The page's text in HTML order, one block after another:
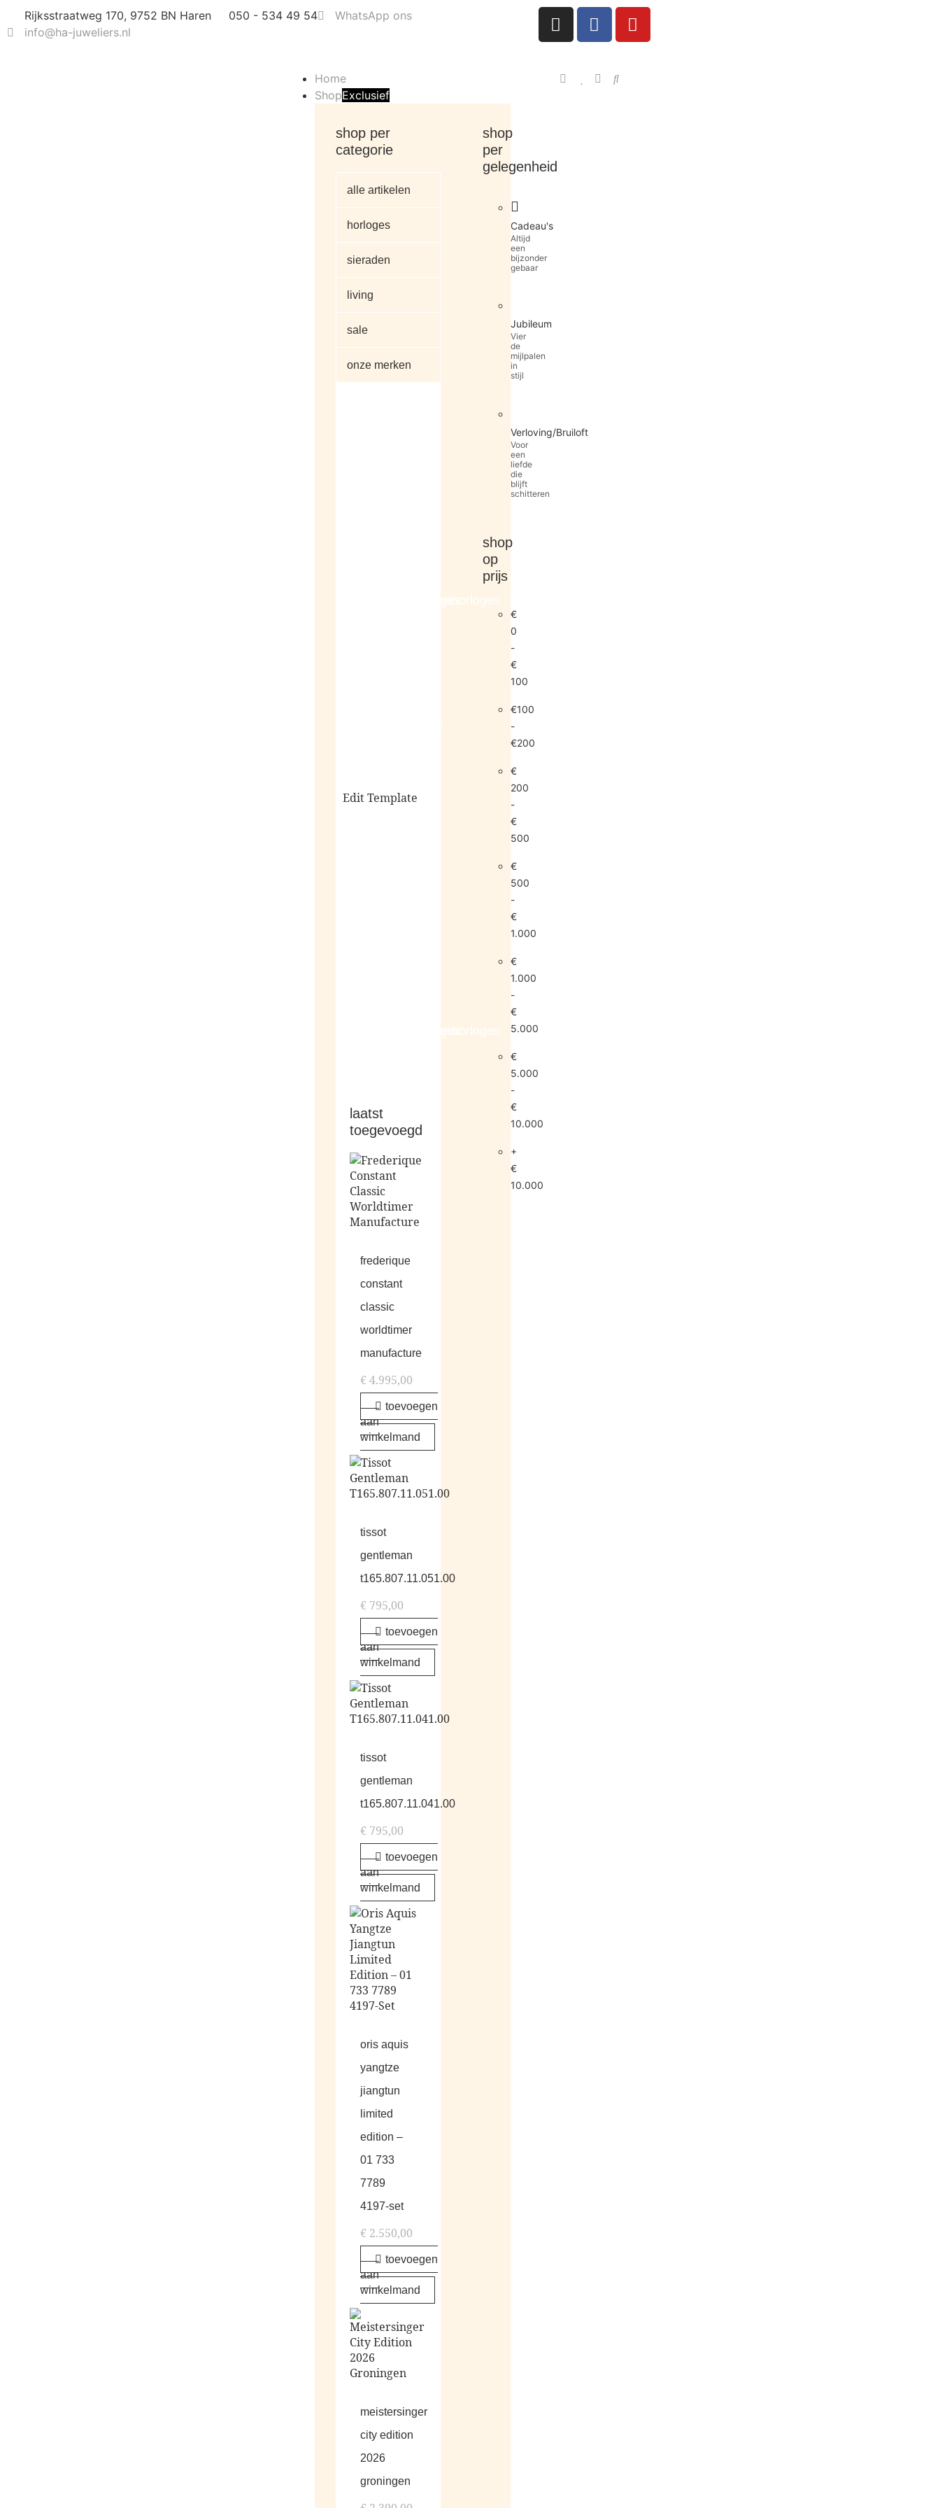
Rijksstraatweg 170, 9752 BN Haren 050 - 534 49 54
WhatsApp ons
info@ha-juweliers.nl
Home
ShopExclusief
shop per
categorie
alle artikelen
horloges
sieraden
living
sale
onze merken
dameshorlogesherenhorloges
sale
Edit Template
dameshorlogesherenhorloges
laatst
toegevoegd
frederique
constant
classic
worldtimer
manufacture
€4.995,00
toevoegen
aan
winkelmand
tissot
gentleman
t165.807.11.051.00
€795,00
toevoegen
aan
winkelmand
tissot
gentleman
t165.807.11.041.00
€795,00
toevoegen
aan
winkelmand
oris aquis
yangtze
jiangtun
limited
edition –
01 733
7789
4197-set
€2.550,00
toevoegen
aan
winkelmand
meistersinger
city edition
2026
groningen
shop
per
gelegenheid
Cadeau's
Altijd
een
bijzonder
gebaar
Jubileum
Vier
de
mijlpalen
in
stijl
Verloving/Bruiloft
Voor
een
liefde
die
blijft
schitteren
shop
op
prijs
€
0
-
€
100
€100
-
€200
€
200
-
€
500
€
500
-
€
1.000
€
1.000
-
€
5.000
€
5.000
-
€
10.000
+
€
10.000